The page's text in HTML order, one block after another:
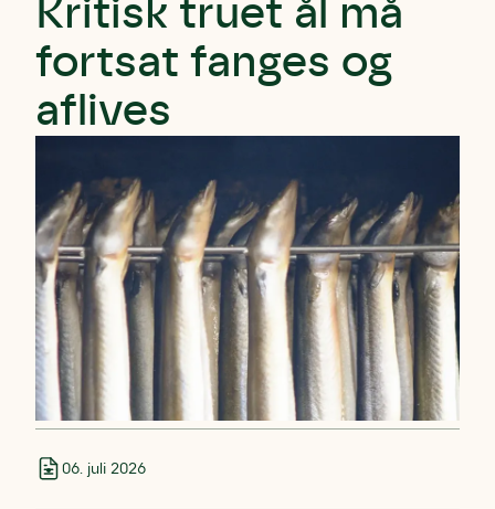
Kritisk truet ål må
fortsat fanges og
aflives
06. juli 2026